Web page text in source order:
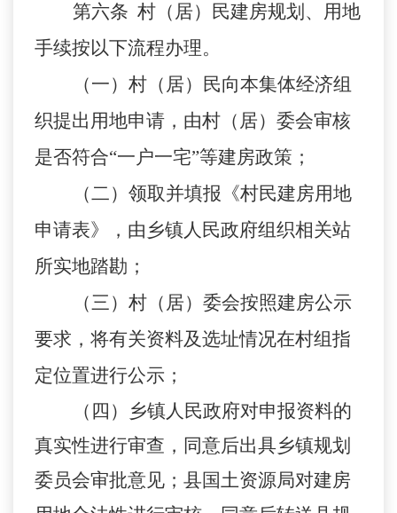
第六条 村（居）民建房规划、用地
手续按以下流程办理。
（一）村（居）民向本集体经济组
织提出用地申请，由村（居）委会审核
是否符合“一户一宅”等建房政策；
（二）领取并填报《村民建房用地
申请表》，由乡镇人民政府组织相关站
所实地踏勘；
（三）村（居）委会按照建房公示
要求，将有关资料及选址情况在村组指
定位置进行公示；
（四）乡镇人民政府对申报资料的
真实性进行审查，同意后出具乡镇规划
委员会审批意见；县国土资源局对建房